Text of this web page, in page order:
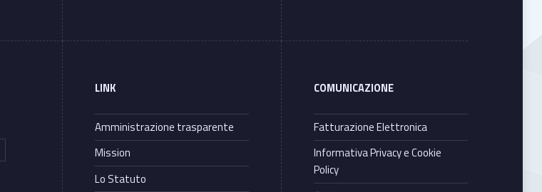
LINK
Amministrazione trasparente
Mission
Lo Statuto
COMUNICAZIONE
Fatturazione Elettronica
Informativa Privacy e Cookie
Policy